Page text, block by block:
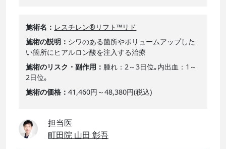
施術名
レスチレン®リフト™リド
施術の説明
シワのある箇所やボリュームアップした
い箇所にヒアルロン酸を注入する治療
施術のリスク・副作用
腫れ：2～3日位｡内出血：1～
2日位｡
施術の価格
41,460円～48,380円(税込)
担当医
町田院 山田 彰吾